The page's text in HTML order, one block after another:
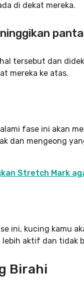
di dekat mereka.
tersebut dan
mereka ke atas.
fase ini akan
dan mengeong
Stretch Mark
ini, kucing kamu
aktif dan tidak
Birahi